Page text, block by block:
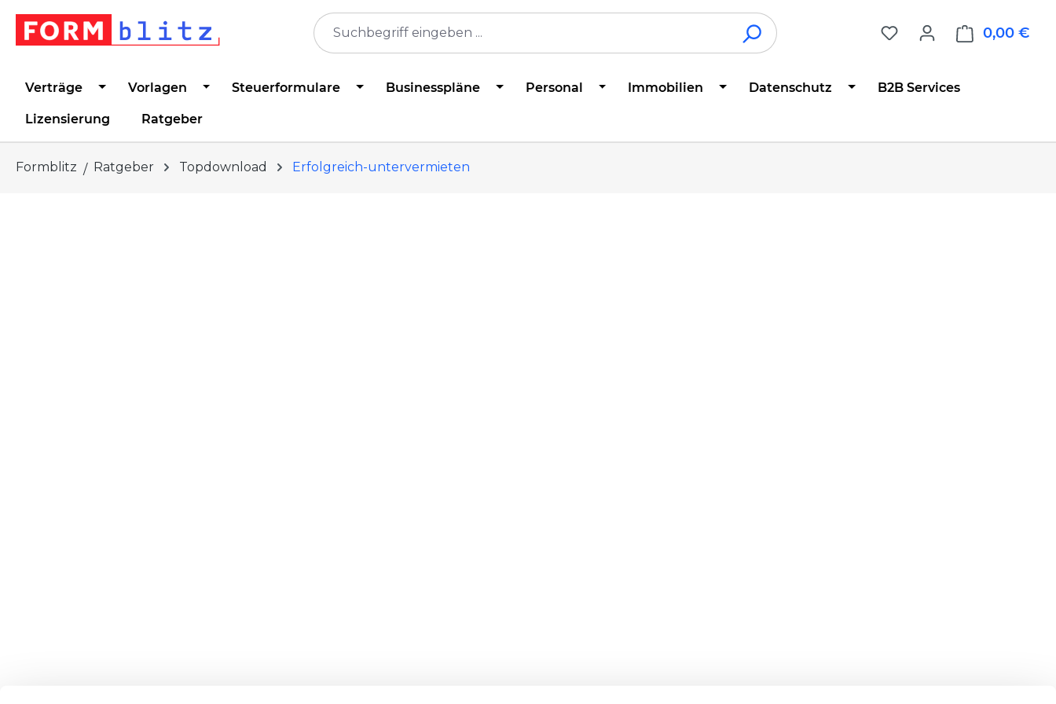
Zur Hauptnavigation springen
0,00 €
Verträge Vorlagen Steuerformulare Businesspläne Personal Immobilien Datenschutz B2B Services
Lizensierung Ratgeber
Formblitz Ratgeber Topdownload Erfolgreich-untervermieten